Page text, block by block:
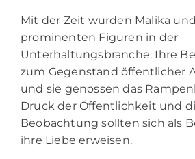
Mit der Zeit wurden Malika
prominenten Figuren in der
Unterhaltungsbranche. Ihre
zum Gegenstand öffentlicher
und sie genossen das
Druck der Öffentlichkeit und
Beobachtung sollten sich als
ihre Liebe erweisen.